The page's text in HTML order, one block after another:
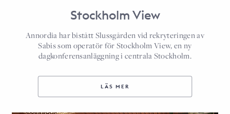
Stockholm View
Annordia har bistått Slussgården vid rekryteringen av
Sabis som operatör för Stockholm View, en ny
dagkonferensanläggning i centrala Stockholm.
LÄS MER